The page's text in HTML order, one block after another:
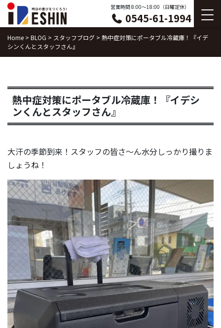
Skip
content
営業時間 8:00〜18:00（日曜定休）
0545-61-1994
Home > BLOG > スタッフブログ > 熱中症対策にポータブル冷蔵庫！『イデ
シンくんとスタッフさん』
熱中症対策にポータブル冷蔵庫！『イデシ
ンくんとスタッフさん』
大汗の季節到来！スタッフの皆さ〜ん水分しっかり撮りま
しょうね！